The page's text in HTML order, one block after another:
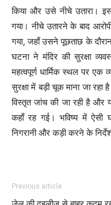
किया और उसे नीचे उतारा। इस
गया। नीचे उतारने के बाद
गया, जहाँ उसने पूछताछ के
घटना ने मंदिर की सुरक्षा
महत्वपूर्ण धार्मिक स्थल पर एक
सुरक्षा में बड़ी चूक माना जा
विस्तृत जांच की जा रही है और
कहाँ रह गई। भविष्य में ऐसी
निगरानी और कड़ी करने के
Previous article